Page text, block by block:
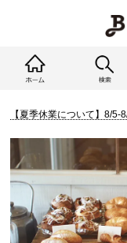
【夏季休業について】8/